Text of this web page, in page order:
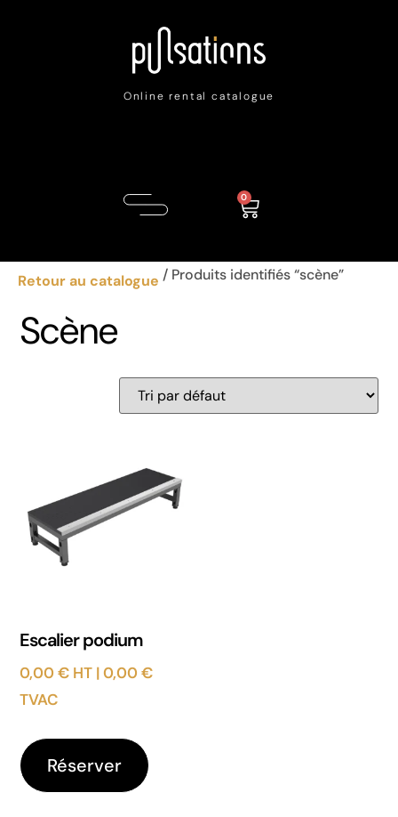
Online rental catalogue
0
Retour au catalogue / Produits identifiés “scène”
Scène
Escalier podium
0,00€ HT |0,00€
TVAC
Réserver